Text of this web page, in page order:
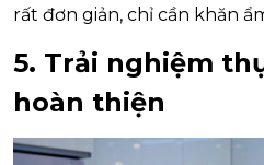
rất đơn giản, chỉ cần khăn
5. Trải nghiệm
hoàn thiện